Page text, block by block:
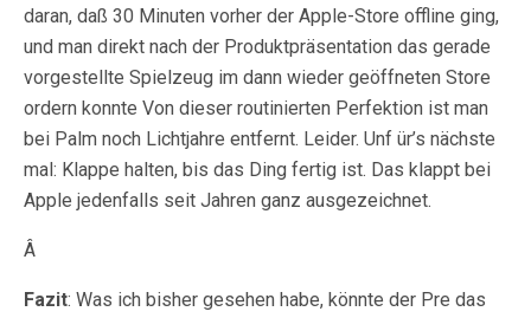
daran, daß 30 Minuten vorher der Apple-Store offline ging,
und man direkt nach der Produktpräsentation das gerade
vorgestellte Spielzeug im dann wieder geöffneten Store
ordern konnte Von dieser routinierten Perfektion ist man
bei Palm noch Lichtjahre entfernt. Leider. Unf ür’s nächste
mal: Klappe halten, bis das Ding fertig ist. Das klappt bei
Apple jedenfalls seit Jahren ganz ausgezeichnet.
Â
Fazit: Was ich bisher gesehen habe, könnte der Pre das